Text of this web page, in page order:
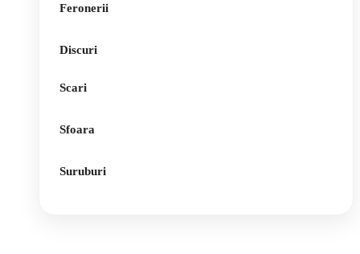
Feronerii
Discuri
Scari
Sfoara
Suruburi